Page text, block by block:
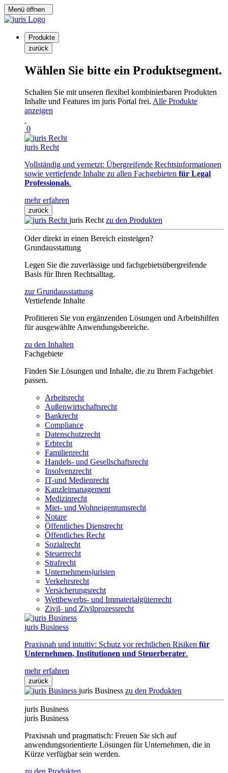
Menü öffnen
Produkte
zurück
Wählen Sie bitte ein Produktsegment.
Schalten Sie mit unseren flexibel kombinierbaren Produkten
Inhalte und Features im juris Portal frei. Alle Produkte
anzeigen
0
juris Recht
Vollständig und vernetzt: Übergreifende Rechtsinformationen
sowie vertiefende Inhalte zu allen Fachgebieten für Legal
Professionals.
mehr erfahren
zurück
juris Recht zu den Produkten
Oder direkt in einen Bereich einsteigen?
Grundausstattung
Legen Sie die zuverlässige und fachgebietsübergreifende
Basis für Ihren Rechtsalltag.
zur Grundausstattung
Vertiefende Inhalte
Profitieren Sie von ergänzenden Lösungen und Arbeitshilfen
für ausgewählte Anwendungsbereiche.
zu den Inhalten
Fachgebiete
Finden Sie Lösungen und Inhalte, die zu Ihrem Fachgebiet
passen.
Arbeitsrecht
Außenwirtschaftsrecht
Bankrecht
Compliance
Datenschutzrecht
Erbrecht
Familienrecht
Handels- und Gesellschaftsrecht
Insolvenzrecht
IT-und Medienrecht
Kanzleimanagement
Medizinrecht
Miet- und Wohneigentumsrecht
Notare
Öffentliches Dienstrecht
Öffentliches Recht
Sozialrecht
Steuerrecht
Strafrecht
Unternehmensjuristen
Verkehrsrecht
Versicherungsrecht
Wettbewerbs- und Immaterialgüterrecht
Zivil- und Zivilprozessrecht
juris Business
Praxisnah und intuitiv: Schutz vor rechtlichen Risiken für
Unternehmen, Institutionen und Steuerberater.
mehr erfahren
zurück
juris Business zu den Produkten
juris Business
juris Business
Praxisnah und pragmatisch: Freuen Sie sich auf
anwendungsorientierte Lösungen für Unternehmen, die in
Kürze verfügbar sein werden.
zu den Produkten